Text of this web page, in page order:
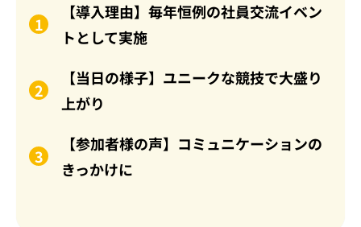
【導入理由】毎年恒例の社員交流イベン
トとして実施
【当日の様子】ユニークな競技で大盛り
上がり
【参加者様の声】コミュニケーションの
きっかけに